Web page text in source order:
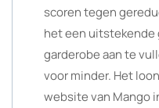
scoren tegen
het een uitstekende
garderobe aan te
voor minder. Het
website van Mango